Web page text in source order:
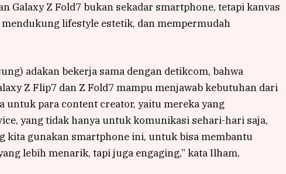
Galaxy Z Fold7 bukan sekadar smartphone, tetapi kanvas
lifestyle estetik, dan mempermudah
adakan bekerja sama dengan detikcom, bahwa
Z Flip7 dan Z Fold7 mampu menjawab kebutuhan dari
untuk para content creator, yaitu mereka yang
yang tidak hanya untuk komunikasi sehari-hari saja,
kita gunakan smartphone ini, untuk bisa membantu
lebih menarik, tapi juga engaging,” kata Ilham,